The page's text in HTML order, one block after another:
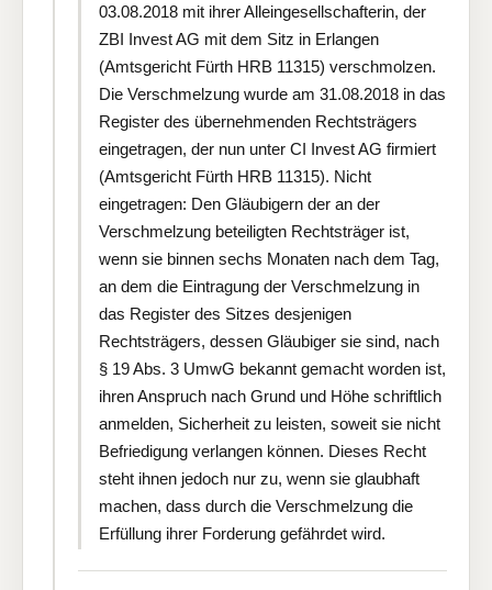
03.08.2018 mit ihrer Alleingesellschafterin, der
ZBI Invest AG mit dem Sitz in Erlangen
(Amtsgericht Fürth HRB 11315) verschmolzen.
Die Verschmelzung wurde am 31.08.2018 in das
Register des übernehmenden Rechtsträgers
eingetragen, der nun unter CI Invest AG firmiert
(Amtsgericht Fürth HRB 11315). Nicht
eingetragen: Den Gläubigern der an der
Verschmelzung beteiligten Rechtsträger ist,
wenn sie binnen sechs Monaten nach dem Tag,
an dem die Eintragung der Verschmelzung in
das Register des Sitzes desjenigen
Rechtsträgers, dessen Gläubiger sie sind, nach
§ 19 Abs. 3 UmwG bekannt gemacht worden ist,
ihren Anspruch nach Grund und Höhe schriftlich
anmelden, Sicherheit zu leisten, soweit sie nicht
Befriedigung verlangen können. Dieses Recht
steht ihnen jedoch nur zu, wenn sie glaubhaft
machen, dass durch die Verschmelzung die
Erfüllung ihrer Forderung gefährdet wird.